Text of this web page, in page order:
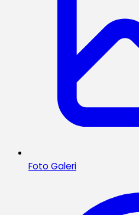
Foto Galeri